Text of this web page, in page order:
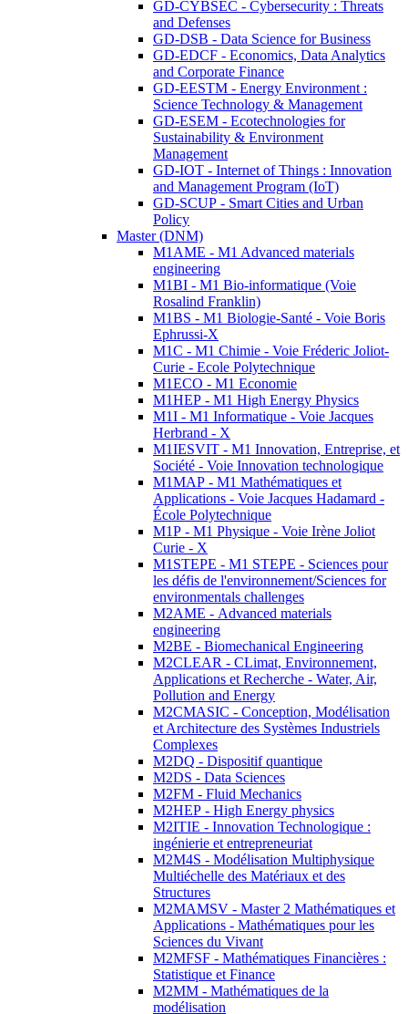
GD-CYBSEC - Cybersecurity : Threats
and Defenses
GD-DSB - Data Science for Business
GD-EDCF - Economics, Data Analytics
and Corporate Finance
GD-EESTM - Energy Environment :
Science Technology & Management
GD-ESEM - Ecotechnologies for
Sustainability & Environment
Management
GD-IOT - Internet of Things : Innovation
and Management Program (IoT)
GD-SCUP - Smart Cities and Urban
Policy
Master (DNM)
M1AME - M1 Advanced materials
engineering
M1BI - M1 Bio-informatique (Voie
Rosalind Franklin)
M1BS - M1 Biologie-Santé - Voie Boris
Ephrussi-X
M1C - M1 Chimie - Voie Fréderic Joliot-
Curie - Ecole Polytechnique
M1ECO - M1 Economie
M1HEP - M1 High Energy Physics
M1I - M1 Informatique - Voie Jacques
Herbrand - X
M1IESVIT - M1 Innovation, Entreprise, et
Société - Voie Innovation technologique
M1MAP - M1 Mathématiques et
Applications - Voie Jacques Hadamard -
École Polytechnique
M1P - M1 Physique - Voie Irène Joliot
Curie - X
M1STEPE - M1 STEPE - Sciences pour
les défis de l'environnement/Sciences for
environmentals challenges
M2AME - Advanced materials
engineering
M2BE - Biomechanical Engineering
M2CLEAR - CLimat, Environnement,
Applications et Recherche - Water, Air,
Pollution and Energy
M2CMASIC - Conception, Modélisation
et Architecture des Systèmes Industriels
Complexes
M2DQ - Dispositif quantique
M2DS - Data Sciences
M2FM - Fluid Mechanics
M2HEP - High Energy physics
M2ITIE - Innovation Technologique :
ingénierie et entrepreneuriat
M2M4S - Modélisation Multiphysique
Multiéchelle des Matériaux et des
Structures
M2MAMSV - Master 2 Mathématiques et
Applications - Mathématiques pour les
Sciences du Vivant
M2MFSF - Mathématiques Financières :
Statistique et Finance
M2MM - Mathématiques de la
modélisation